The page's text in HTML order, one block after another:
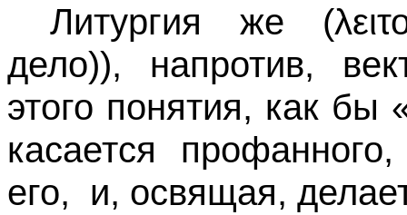
Литургия же
дело)), напротив,
этого понятия, как
касается
его, и, освящая,